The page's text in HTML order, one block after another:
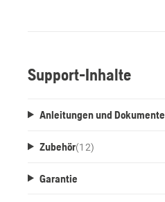
Support-Inhalte
Anleitungen und Dokumente
Zubehör(12)
Garantie